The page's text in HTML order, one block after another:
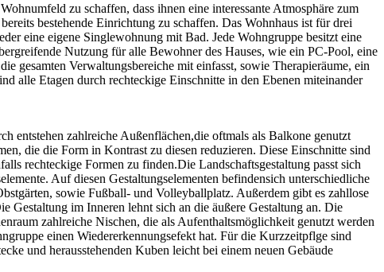
zu schaffen, dass ihnen eine interessante Atmosphäre zum
bestehende Einrichtung zu schaffen. Das Wohnhaus ist für drei
eine eigene Singlewohnung mit Bad. Jede Wohngruppe besitzt eine
Nutzung für alle Bewohner des Hauses, wie ein PC-Pool, eine
gesamten Verwaltungsbereiche mit einfasst, sowie Therapieräume, ein
alle Etagen durch rechteckige Einschnitte in den Ebenen miteinander
entstehen zahlreiche Außenflächen,die oftmals als Balkone genutzt
die die Form in Kontrast zu diesen reduzieren. Diese Einschnitte sind
rechteckige Formen zu finden.Die Landschaftsgestaltung passt sich
Auf diesen Gestaltungselementen befindensich unterschiedliche
sowie Fußball- und Volleyballplatz. Außerdem gibt es zahllose
im Inneren lehnt sich an die äußere Gestaltung an. Die
zahlreiche Nischen, die als Aufenthaltsmöglichkeit genutzt werden
einen Wiedererkennungsefekt hat. Für die Kurzzeitpflge sind
und herausstehenden Kuben leicht bei einem neuen Gebäude